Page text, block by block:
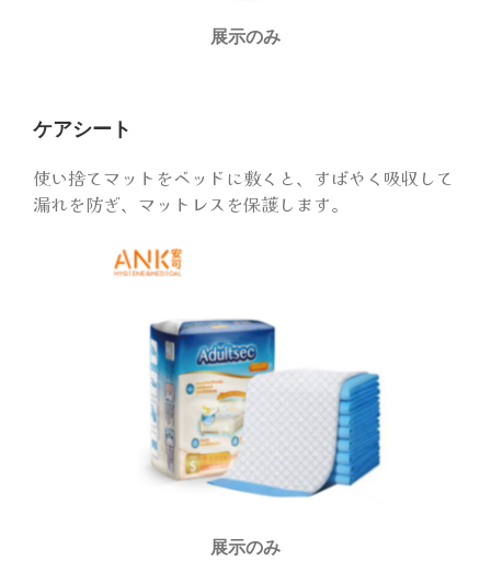
展示のみ
ケアシート
使い捨てマットをベッドに敷くと、すばやく吸収して
漏れを防ぎ、マットレスを保護します。
展示のみ